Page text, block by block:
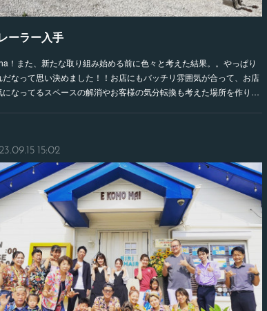
ーラー入手
！また、新たな取り組み始める前に色々と考えた結果。。やっぱり
だなって思い決めました！！お店にもバッチリ雰囲気が合って、お店
になってるスペースの解消やお客様の気分転換も考えた場所を作り…
15:02